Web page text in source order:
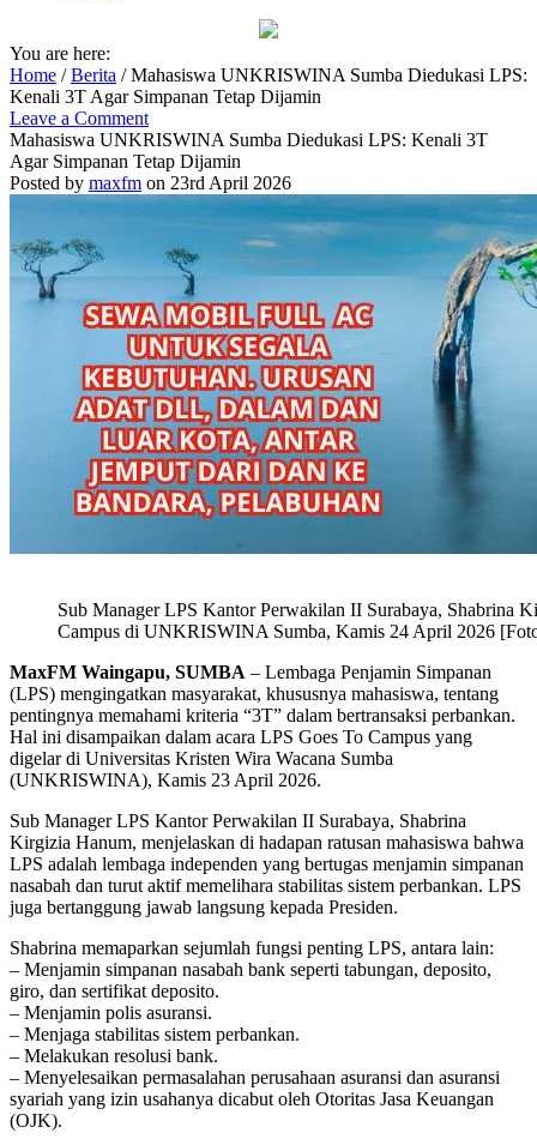
You are here:
Home /Berita /Mahasiswa UNKRISWINA Sumba Diedukasi LPS:
Kenali 3T Agar Simpanan Tetap Dijamin
Leave a Comment
Mahasiswa UNKRISWINA Sumba Diedukasi LPS: Kenali 3T
Agar Simpanan Tetap Dijamin
Posted by maxfm on 23rd April 2026
Sub Manager LPS Kantor Perwakilan II Surabaya, Shabrina
Campus di UNKRISWINA Sumba, Kamis 24 April 2026
MaxFM Waingapu, SUMBA – Lembaga Penjamin Simpanan
(LPS) mengingatkan masyarakat, khususnya mahasiswa, tentang
pentingnya memahami kriteria “3T” dalam bertransaksi perbankan.
Hal ini disampaikan dalam acara LPS Goes To Campus yang
digelar di Universitas Kristen Wira Wacana Sumba
(UNKRISWINA), Kamis 23 April 2026.
Sub Manager LPS Kantor Perwakilan II Surabaya, Shabrina
Kirgizia Hanum, menjelaskan di hadapan ratusan mahasiswa bahwa
LPS adalah lembaga independen yang bertugas menjamin simpanan
nasabah dan turut aktif memelihara stabilitas sistem perbankan. LPS
juga bertanggung jawab langsung kepada Presiden.
Shabrina memaparkan sejumlah fungsi penting LPS, antara lain:
– Menjamin simpanan nasabah bank seperti tabungan, deposito,
giro, dan sertifikat deposito.
– Menjamin polis asuransi.
– Menjaga stabilitas sistem perbankan.
– Melakukan resolusi bank.
– Menyelesaikan permasalahan perusahaan asuransi dan asuransi
syariah yang izin usahanya dicabut oleh Otoritas Jasa Keuangan
(OJK).